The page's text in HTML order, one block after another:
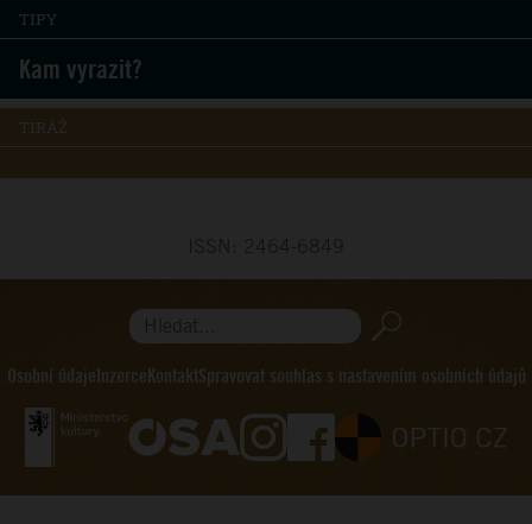
TIPY
Kam vyrazit?
TIRÁŽ
Hledat...
Osobní údajeInzerceKontaktSpravovat souhlas s nastavením osobních údajů